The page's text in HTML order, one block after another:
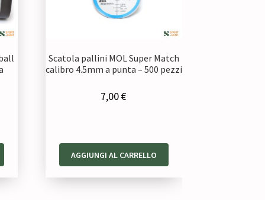
Scatola pallini MOL Super Match
calibro 4.5mm a punta – 500 pezzi
7,00€
AGGIUNGI AL CARRELLO